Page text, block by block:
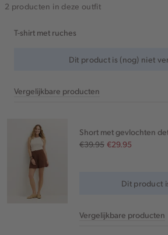
2 producten in deze outfit
T-shirt met ruches
Dit product is (nog) niet
Vergelijkbare producten
Short met gevlochten
€39.95 €29.95
Dit product
Vergelijkbare producten